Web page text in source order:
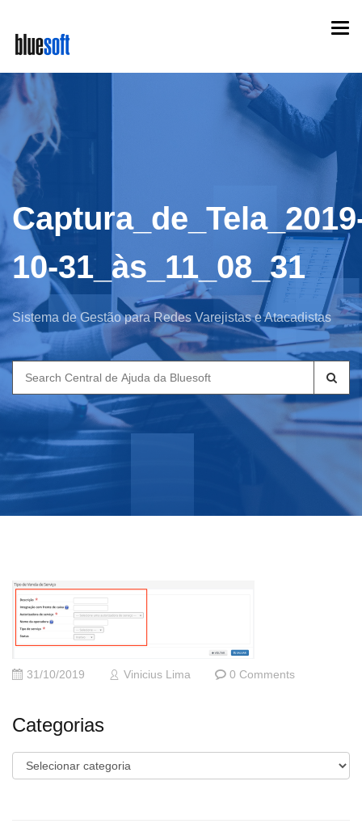
main
content
10-31_às_11_08_31
Sistema de Gestão para Redes Varejistas e Atacadistas
Search
for:
31/10/2019 Vinicius Lima 0 Comments
Categorias
Categorias